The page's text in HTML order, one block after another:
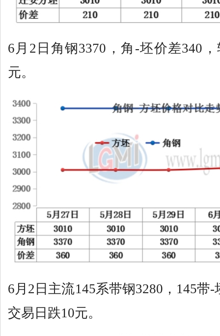
6月2日角钢3370，角-坯价差340
元。
6月2日主流145系带钢3280，145带
交易日跌10元。